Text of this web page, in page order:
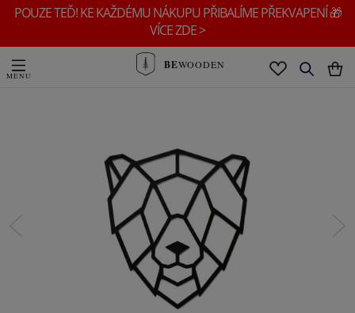
POUZE TEĎ! KE KAŽDÉMU NÁKUPU PŘIBALÍME PŘEKVAPENÍ 🎁
VÍCE ZDE >
BEWOODEN